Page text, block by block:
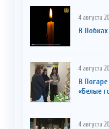
4 августа
В
4 августа
В
«Белые
4 августа